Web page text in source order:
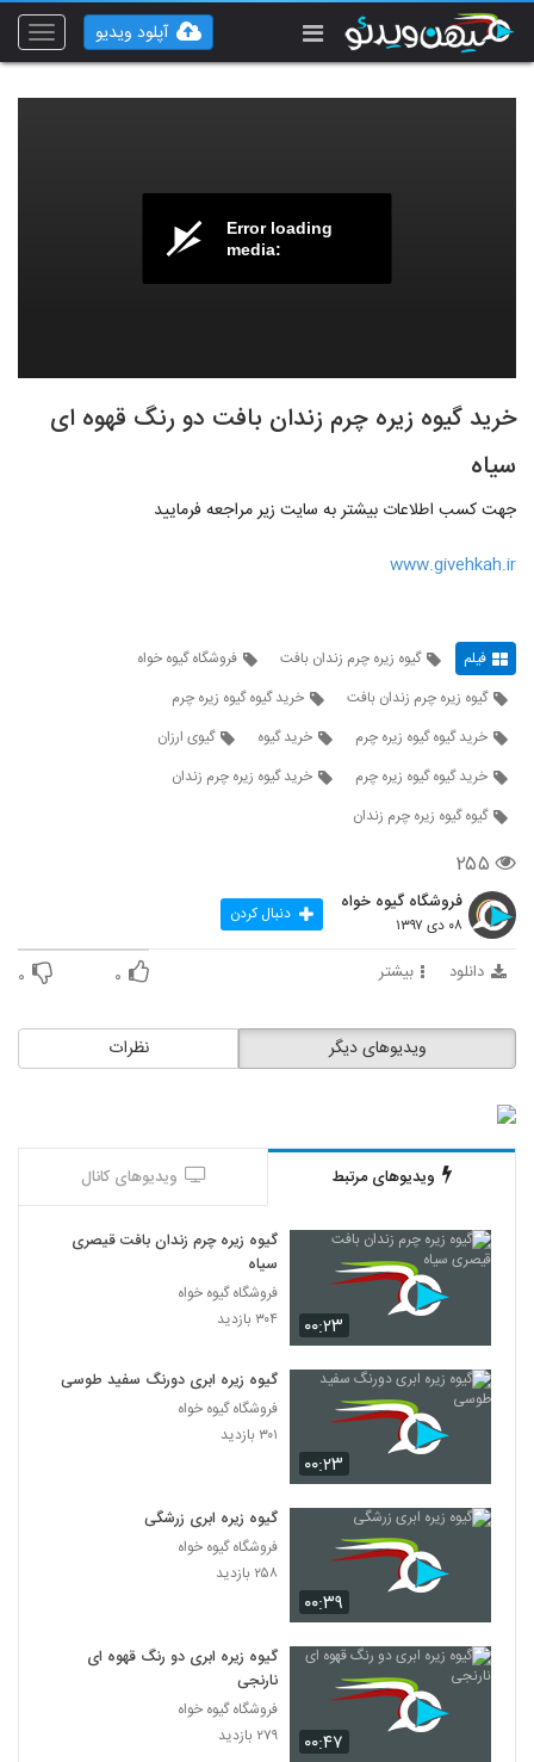
Toggle
آپلود ویدیو
Error loading
media:
خرید گیوه زیره چرم زندان بافت دو رنگ قهوه ای
سیاه
جهت کسب اطلاعات بیشتر به سایت زیر مراجعه فرمایید
www.givehkah.ir
فیلم گیوه زیره چرم زندان بافت
فروشگاه گیوه خواه
گیوه زیره چرم زندان بافت
خرید گیوه گیوه زیره چرم
خرید گیوه گیوه زیره چرم
خرید گیوه
گیوی ارزان
خرید گیوه گیوه زیره چرم
خرید گیوه زیره چرم زندان
گیوه گیوه زیره چرم زندان
۲۵۵
فروشگاه گیوه خواه
۰۸ دی ۱۳۹۷ دنبال کردن
دانلود بیشتر ۰ ۰
نظرات ویدیوهای دیگر
ویدیوهای مرتبط ویدیوهای کانال
۰۰:۲۳
گیوه زیره چرم زندان بافت قیصری
سیاه
فروشگاه گیوه خواه
۳۰۴ بازدید
۰۰:۲۳
گیوه زیره ابری دورنگ سفید طوسی
فروشگاه گیوه خواه
۳۰۱ بازدید
۰۰:۳۹
گیوه زیره ابری زرشگی
فروشگاه گیوه خواه
۲۵۸ بازدید
۰۰:۴۷
گیوه زیره ابری دو رنگ قهوه ای
نارنجی
فروشگاه گیوه خواه
۲۷۹ بازدید